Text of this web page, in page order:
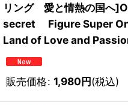
リング 愛と情熱の国へ
secret Figure Super
Land of Love and
販売価格: 1,980円(税込)